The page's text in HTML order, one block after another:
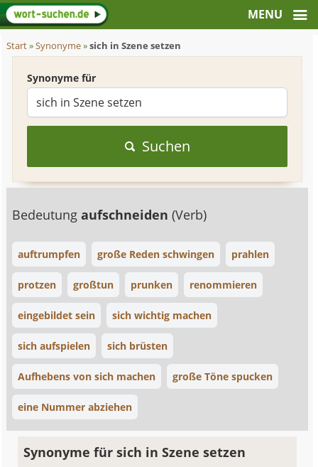
Start»Synonyme»sich in Szene setzen
Synonyme für
Suchen
Bedeutungaufschneiden(Verb)
auftrumpfen große Reden schwingen prahlen
protzen großtun prunken renommieren
eingebildet sein sich wichtig machen
sich aufspielen sich brüsten
Aufhebens von sich machen große Töne spucken
eine Nummer abziehen
Synonyme für sich in Szene setzen